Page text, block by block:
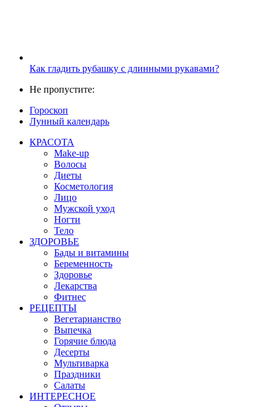
Как гладить рубашку с длинными рукавами?
Не пропустите:
Гороскоп
Лунный календарь
КРАСОТА
Make-up
Волосы
Диеты
Косметология
Лицо
Мужской уход
Ногти
Тело
ЗДОРОВЬЕ
Бады и витамины
Беременность
Здоровье
Лекарства
Фитнес
РЕЦЕПТЫ
Вегетарианство
Выпечка
Горячие блюда
Десерты
Мультиварка
Праздники
Салаты
ИНТЕРЕСНОЕ